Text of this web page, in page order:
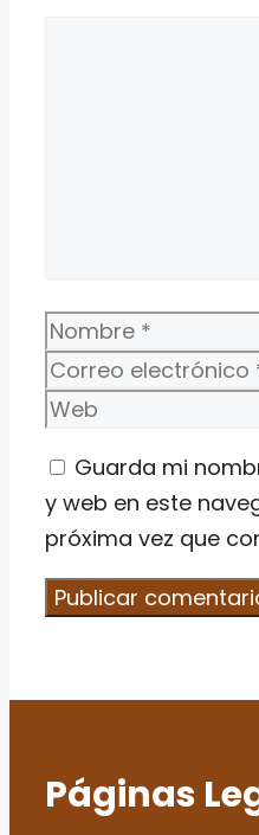
Nombre
Correo
electrónico
Web
Guarda mi
y web en este
próxima vez que
Páginas